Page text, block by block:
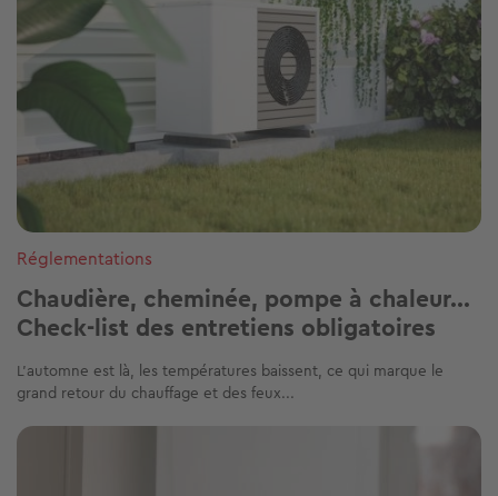
Réglementations
Chaudière, cheminée, pompe à chaleur...
Check-list des entretiens obligatoires
L’automne est là, les températures baissent, ce qui marque le
grand retour du chauffage et des feux...
Image